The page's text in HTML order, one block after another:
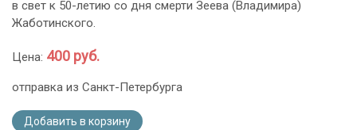
в свет к 50-летию со дня смерти Зеева (Владимира)
Жаботинского.
Цена: 400 руб.
отправка из Санкт-Петербурга
Добавить в корзину